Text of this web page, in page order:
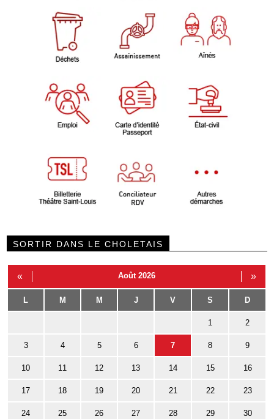
SORTIR DANS LE CHOLETAIS
« Août 2026 »
L M M J V S D
1 2
3 4 5 6 7 8 9
10 11 12 13 14 15 16
17 18 19 20 21 22 23
24 25 26 27 28 29 30